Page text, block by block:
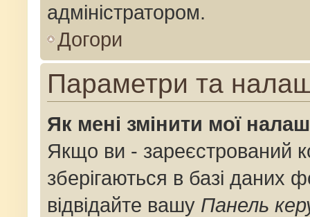
адміністратором.
Догори
Параметри та
Як мені змінити мої
Якщо ви - зареєстрований
зберігаються в базі даних
відвідайте вашу Панель